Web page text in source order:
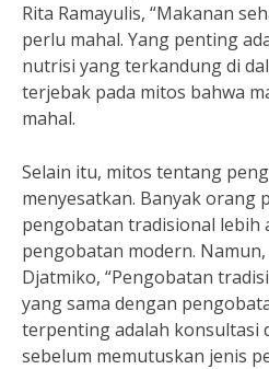
Rita Ramayulis, “Makanan
perlu mahal. Yang penting
nutrisi yang terkandung di
terjebak pada mitos bahwa
mahal.
Selain itu, mitos tentang
menyesatkan. Banyak orang
pengobatan tradisional lebih
pengobatan modern.
Djatmiko, “Pengobatan
yang sama dengan
terpenting adalah konsultasi
sebelum memutuskan jenis